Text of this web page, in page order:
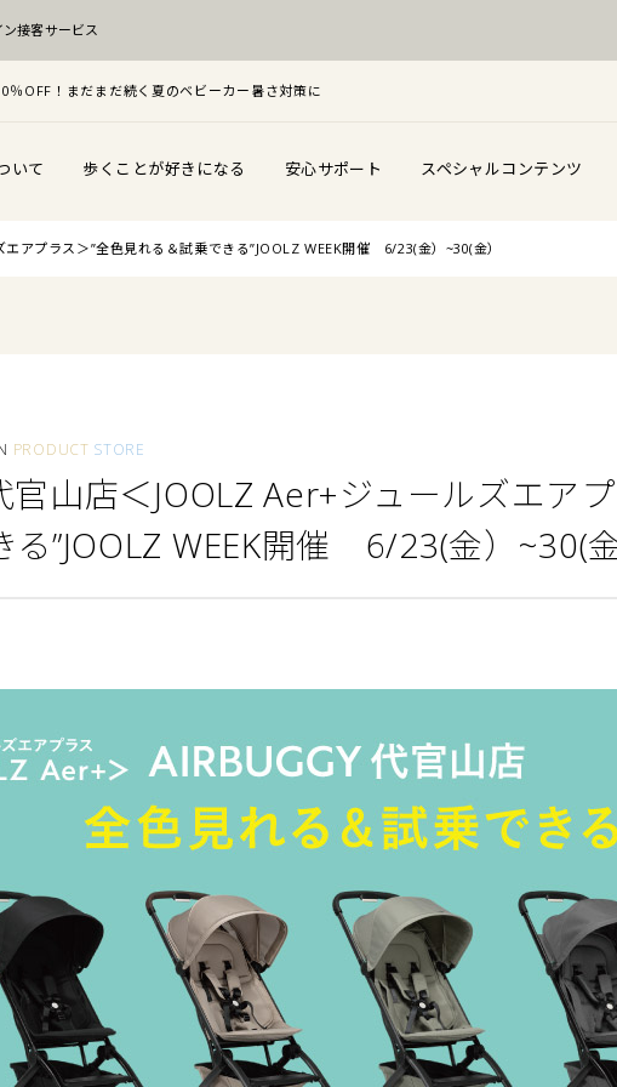
接客サービス
％OFF！まだまだ続く夏のベビーカー暑さ対策に
いて 歩くことが好きになる 安心サポート スペシャルコンテンツ
アプラス＞”全色見れる＆試乗できる”JOOLZ WEEK開催 6/23(金）~30(金）
PRODUCT STORE
官山店＜JOOLZ Aer+ジュールズエア
る”JOOLZ WEEK開催 6/23(金）~30(